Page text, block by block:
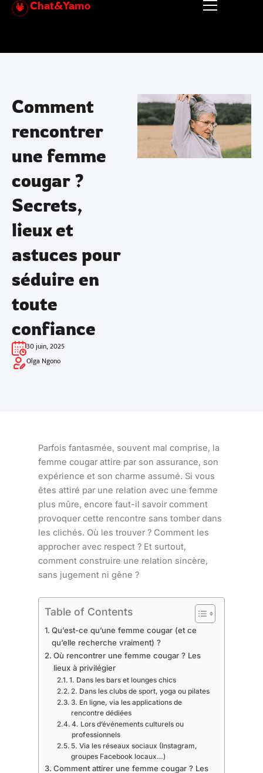
Aller
Chat&Yamo
Comment
rencontrer
une femme
cougar ?
Secrets,
lieux et
astuces pour
séduire en
toute
confiance
30 juin, 2025
Olga Ngono
Parfois fantasmée, souvent mal comprise, la
femme cougar attire par son assurance, son
expérience et son charme assumé. Si vous
êtes attiré par une relation avec une femme
plus mûre, encore faut-il savoir comment
provoquer cette rencontre sans tomber dans
les clichés. Où les trouver ? Comment les
approcher avec respect ? Et surtout,
comment construire une relation sincère,
sans jugement ni gêne ?
Table of Contents
Qu’est-ce qu’une femme cougar (et ce
qu’elle recherche vraiment) ?
Où rencontrer une femme cougar ? Les
lieux à privilégier
1. Dans les bars et lounges chics
2. Dans les clubs de sport, yoga ou pilates
3. En ligne, via les applications de
rencontre dédiées
4. Lors d’événements culturels ou
professionnels
5. Via les réseaux sociaux (Instagram,
groupes Facebook locaux…)
Comment attirer une femme cougar ? Les